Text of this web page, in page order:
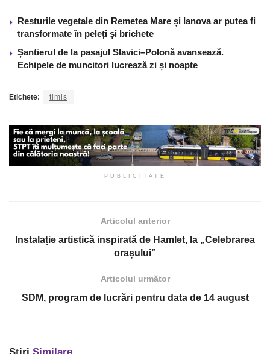
Resturile vegetale din Remetea Mare și Ianova ar putea fi
transformate în peleți și brichete
Șantierul de la pasajul Slavici–Polonă avansează.
Echipele de muncitori lucrează zi și noapte
Etichete: timis
PUBLICITATE
Articolul anterior
Instalație artistică inspirată de Hamlet, la „Celebrarea
orașului”
Articolul următor
SDM, program de lucrări pentru data de 14 august